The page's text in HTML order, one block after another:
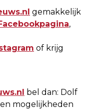
gemakkelijk
,
of krijg
bel dan: Dolf
mogelijkheden